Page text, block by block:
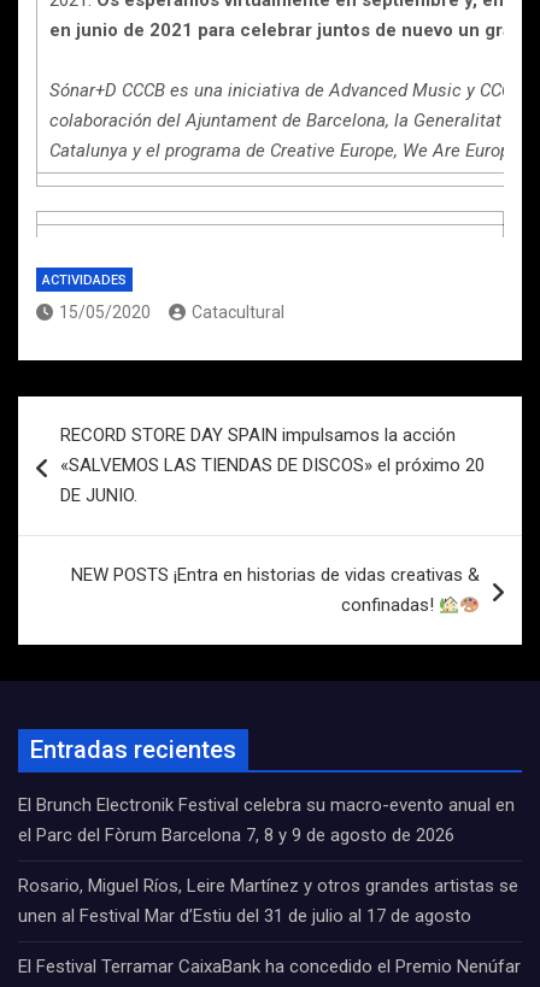
en junio de 2021 para celebrar juntos de nuevo un gran
Sónar+D CCCB es una iniciativa de Advanced Music y CCCB
colaboración del Ajuntament de Barcelona, la Generalitat de
Catalunya y el programa de Creative Europe, We Are Europe.
ACTIVIDADES
15/05/2020 Catacultural
de
entradas
RECORD STORE DAY SPAIN impulsamos la acción
«SALVEMOS LAS TIENDAS DE DISCOS» el próximo 20
DE JUNIO.
NEW POSTS ¡Entra en historias de vidas creativas &
confinadas!
Entradas recientes
El Brunch Electronik Festival celebra su macro-evento anual en
el Parc del Fòrum Barcelona 7, 8 y 9 de agosto de 2026
Rosario, Miguel Ríos, Leire Martínez y otros grandes artistas se
unen al Festival Mar d’Estiu del 31 de julio al 17 de agosto
El Festival Terramar CaixaBank ha concedido el Premio Nenúfar